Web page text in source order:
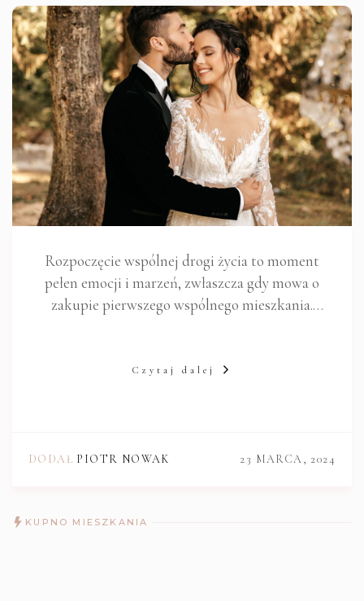
Rozpoczęcie wspólnej drogi życia to moment
pełen emocji i marzeń, zwłaszcza gdy mowa o
zakupie pierwszego wspólnego mieszkania.
tematu z należytą rozwagą. Ważne jest, aby
Czytaj dalej
DODAŁ PIOTR NOWAK 23 MARCA, 2024
KUPNO MIESZKANIA